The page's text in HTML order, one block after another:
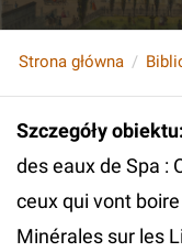
Strona główna
Szczegóły obiektu:
des eaux de Spa :
ceux qui vont
Minérales sur les